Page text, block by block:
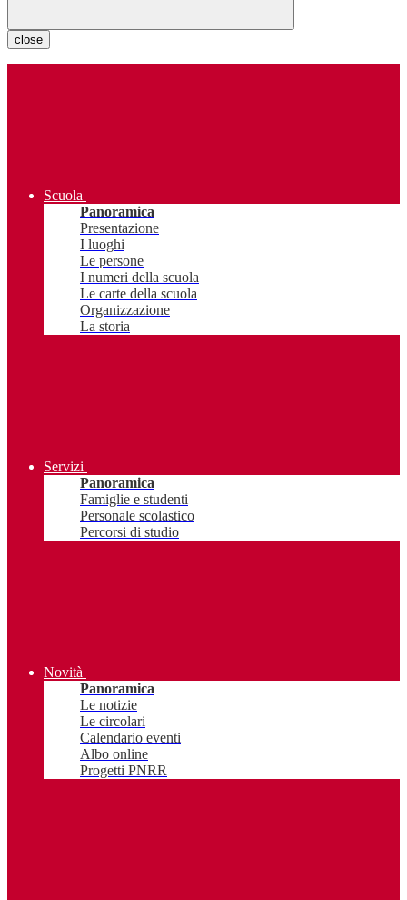
close
Scuola
Panoramica
Presentazione
I luoghi
Le persone
I numeri della scuola
Le carte della scuola
Organizzazione
La storia
Servizi
Panoramica
Famiglie e studenti
Personale scolastico
Percorsi di studio
Novità
Panoramica
Le notizie
Le circolari
Calendario eventi
Albo online
Progetti PNRR